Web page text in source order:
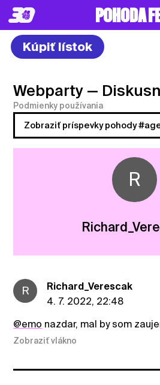
POHODA
Kúpiť lístok
Webparty —
Podmienky používania
Zobraziť príspevky pohody
R
R
Richard_Verescak
4. 7. 2022, 22:48
@emo nazdar, mal by som
Zobraziť vlákno